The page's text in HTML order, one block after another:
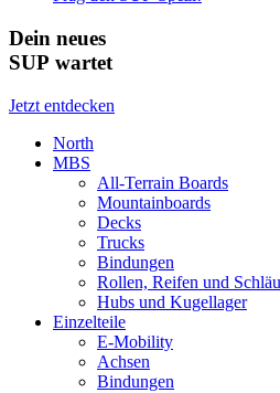
Dein neues
SUP wartet
Jetzt entdecken
North
MBS
All-Terrain Boards
Mountainboards
Decks
Trucks
Bindungen
Rollen, Reifen und
Hubs und Kugellager
Einzelteile
E-Mobility
Achsen
Bindungen